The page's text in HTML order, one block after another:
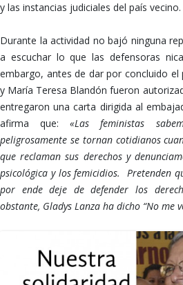
y las instancias judiciales del país vecino.
Durante la actividad no bajó ninguna
a escuchar lo que las defensoras
embargo, antes de dar por concluido el
y María Teresa Blandón fueron
entregaron una carta dirigida al
afirma que:«Las feministas
peligrosamente se tornan cotidianos
que reclaman sus derechos y
psicológica y los femicidios. Pretenden
por ende deje de defender los
obstante, Gladys Lanza ha dicho “No me